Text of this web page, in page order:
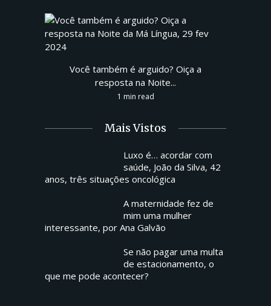
Você também é arguido? Oiça a
resposta na Noite...
1 min read
Mais Vistos
Luxo é… acordar com
saúde, João da Silva, 42
anos, três situações oncológica
A maternidade fez de
mim uma mulher
interessante, por Ana Galvão
Se não pagar uma multa
de estacionamento, o
que me pode acontecer?